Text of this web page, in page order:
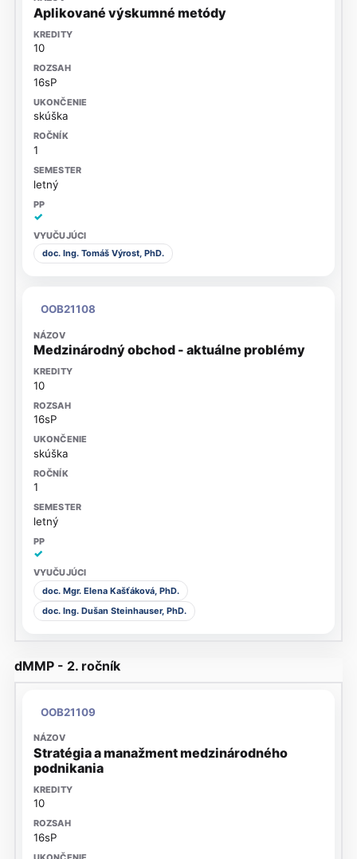
Aplikované výskumné metódy
10
16sP
skúška
1
letný
✓
doc. Ing. Tomáš Výrost, PhD.
OOB21108
Medzinárodný obchod - aktuálne problémy
10
16sP
skúška
1
letný
✓
doc. Mgr. Elena Kašťáková, PhD.
doc. Ing. Dušan Steinhauser, PhD.
dMMP - 2. ročník
OOB21109
Stratégia a manažment medzinárodného
podnikania
10
16sP